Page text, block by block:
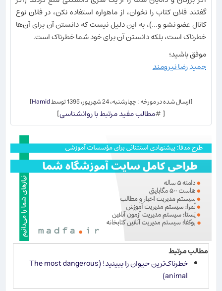
گفتند فلان کتاب را نخوان، از ماهواره استفاده نکن، در فلان نوع
کانال عضو نشو و...)، به این دلیل نیست که دانستن آن برای آن‌ها
خطرناک است، بلکه دانستن آن برای خود شما خطرناک است.
موفق باشید؛
حمید رضا نیرومند
[ارسال شده در مورخه : چهارشنبه، 24 شهریور، 1395 توسط Hamid
]
[ #مطالب مفید مرتبط با روانشناسی]
مطالب مرتبط
خطرناک‌ترین حیوان را ببینید! (The most dangerous
animal)